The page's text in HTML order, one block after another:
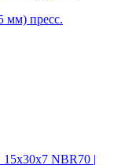
мм) пресс.